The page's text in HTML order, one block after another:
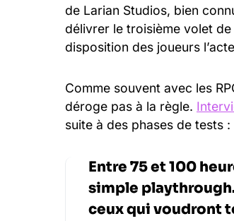
de Larian Studios, bien
délivrer le troisième volet
disposition des joueurs
Comme souvent avec les
déroge pas à la règle.
suite à des phases de tests :
Entre 75 et 100
simple
ceux qui voudront